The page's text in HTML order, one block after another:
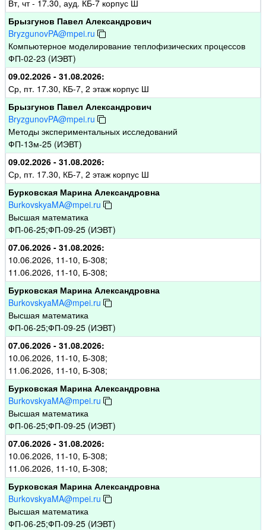
Вт, чт - 17.30, ауд. КБ-7 корпус Ш
Брызгунов Павел Александрович
BryzgunovPA@mpei.ru
Компьютерное моделирование теплофизических процессов
ФП-02-23 (ИЭВТ)
09.02.2026 - 31.08.2026:
Ср, пт. 17.30, КБ-7, 2 этаж корпус Ш
Брызгунов Павел Александрович
BryzgunovPA@mpei.ru
Методы экспериментальных исследований
ФП-13м-25 (ИЭВТ)
09.02.2026 - 31.08.2026:
Ср, пт. 17.30, КБ-7, 2 этаж корпус Ш
Бурковская Марина Александровна
BurkovskyaMA@mpei.ru
Высшая математика
ФП-06-25;ФП-09-25 (ИЭВТ)
07.06.2026 - 31.08.2026:
10.06.2026, 11-10, Б-308;
11.06.2026, 11-10, Б-308;
Бурковская Марина Александровна
BurkovskyaMA@mpei.ru
Высшая математика
ФП-06-25;ФП-09-25 (ИЭВТ)
07.06.2026 - 31.08.2026:
10.06.2026, 11-10, Б-308;
11.06.2026, 11-10, Б-308;
Бурковская Марина Александровна
BurkovskyaMA@mpei.ru
Высшая математика
ФП-06-25;ФП-09-25 (ИЭВТ)
07.06.2026 - 31.08.2026:
10.06.2026, 11-10, Б-308;
11.06.2026, 11-10, Б-308;
Бурковская Марина Александровна
BurkovskyaMA@mpei.ru
Высшая математика
ФП-06-25;ФП-09-25 (ИЭВТ)